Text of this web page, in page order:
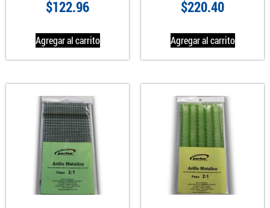
$122.96
Agregar al carrito
$220.40
Agregar al carrito